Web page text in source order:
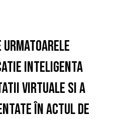
urmatoarele
INTELIGENTA
virtuale si a
în actul de